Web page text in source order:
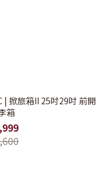
| 掀旅箱II 25吋29吋 前開
箱